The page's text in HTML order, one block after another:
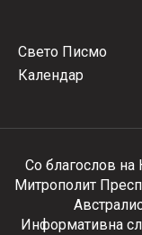
Свето Писмо
Календар
Со благослов на
Митрополит
Информативна